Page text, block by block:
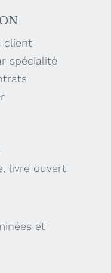
client
spécialité
livre ouvert
et